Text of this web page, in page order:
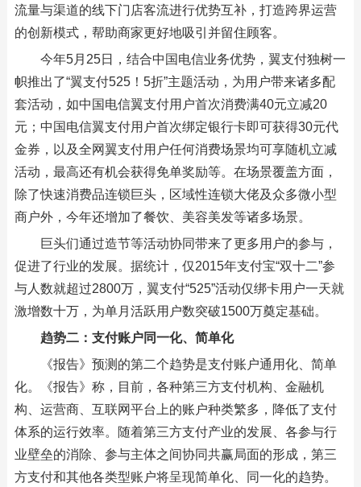
流量与渠道的线下门店客流进行优势互补，打造跨界运营
的创新模式，帮助商家更好地吸引并留住顾客。
今年5月25日，结合中国电信业务优势，翼支付独树一
帜推出了“翼支付525！5折”主题活动，为用户带来诸多配
套活动，如中国电信翼支付用户首次消费满40元立减20
元；中国电信翼支付用户首次绑定银行卡即可获得30元代
金券，以及全网翼支付用户任何消费场景均可享随机立减
活动，最高还有机会获得免单奖励等。在场景覆盖方面，
除了快速消费品连锁巨头，区域性连锁大佬及众多微小型
商户外，今年还增加了餐饮、美容美发等诸多场景。
巨头们通过造节等活动协同带来了更多用户的参与，
促进了行业的发展。据统计，仅2015年支付宝“双十二”参
与人数就超过2800万，翼支付“525”活动仅绑卡用户一天就
激增数十万，为单月活跃用户数突破1500万奠定基础。
趋势二：支付账户同一化、简单化
《报告》预测的第二个趋势是支付账户通用化、简单
化。《报告》称，目前，各种第三方支付机构、金融机
构、运营商、互联网平台上的账户种类繁多，降低了支付
体系的运行效率。随着第三方支付产业的发展、各参与行
业壁垒的消除、参与主体之间协同共赢局面的形成，第三
方支付和其他各类型账户将呈现简单化、同一化的趋势。